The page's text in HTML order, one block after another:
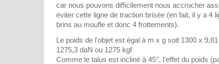
car nous pouvons difficilement nous accrocher
éviter cette ligne de traction brisée (en fait, il y a 4
brins au moufle et donc 4 frottements).
Le poids de l'objet est égal à m x g soit 1300 x
1275,3 daN ou 1275 kgf
Comme le talus est incliné à 45°, l'effet du poids